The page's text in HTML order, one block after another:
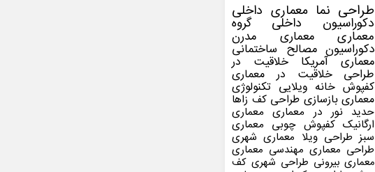
طراحی نما معماری داخلی
دکوراسیون داخلی گروه
معماری معماری مدرن
دکوراسیون مصالح ساختمانی
معماری آمریکا خلاقیت در
طراحی خلاقیت در معماری
کفپوش خانه ویلایی تکنولوژی
معماری بازسازی طراحی کف زاها
حدید نور در معماری معماری
ارگانیک کفپوش چوبی معماری
سبز طراحی ویلا معماری شهری
طراحی معماری مهندسی معماری
معماری بیرونی طراحی شهری کف